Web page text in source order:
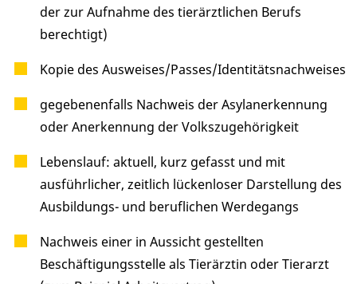
der zur Aufnahme des tierärztlichen Berufs
berechtigt)
Kopie des Ausweises/Passes/Identitätsnachweises
gegebenenfalls Nachweis der Asylanerkennung
oder Anerkennung der Volkszugehörigkeit
Lebenslauf: aktuell, kurz gefasst und mit
ausführlicher, zeitlich lückenloser Darstellung des
Ausbildungs- und beruflichen Werdegangs
Nachweis einer in Aussicht gestellten
Beschäftigungsstelle als Tierärztin oder Tierarzt